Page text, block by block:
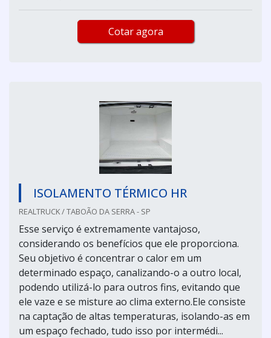
Cotar agora
ISOLAMENTO TÉRMICO HR
REALTRUCK / TABOÃO DA SERRA - SP
Esse serviço é extremamente vantajoso,
considerando os benefícios que ele proporciona.
Seu objetivo é concentrar o calor em um
determinado espaço, canalizando-o a outro local,
podendo utilizá-lo para outros fins, evitando que
ele vaze e se misture ao clima externo.Ele consiste
na captação de altas temperaturas, isolando-as em
um espaço fechado, tudo isso por intermédi...